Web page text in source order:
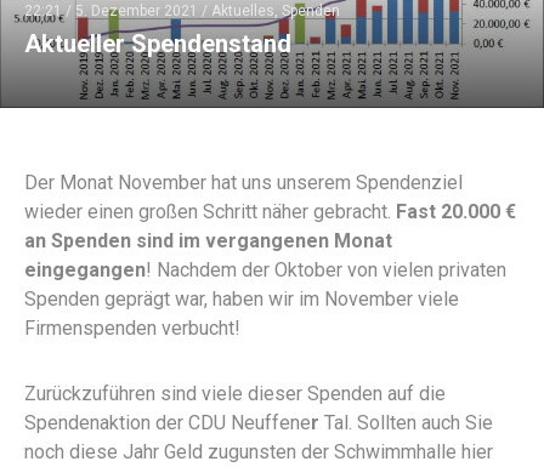
22:21 / 5. Dezember 2021 / Aktuelles Spenden
Aktueller Spendenstand
Der Monat November hat uns unserem Spendenziel
wieder einen großen Schritt näher gebracht. Fast 20.000 €
an Spenden sind im vergangenen Monat
eingegangen! Nachdem der Oktober von vielen privaten
Spenden geprägt war, haben wir im November viele
Firmenspenden verbucht!
Zurückzuführen sind viele dieser Spenden auf die
Spendenaktion der CDU Neuffener Tal. Sollten auch Sie
noch diese Jahr Geld zugunsten der Schwimmhalle hier